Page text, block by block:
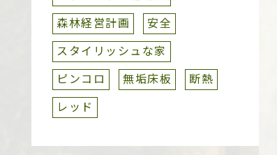
森林経営計画
安全
スタイリッシュな家
ピンコロ
無垢床板
断熱
レッド